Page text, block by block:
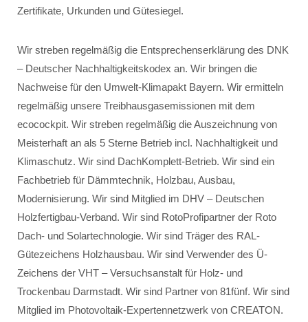
Zertifikate, Urkunden und Gütesiegel.
Wir streben regelmäßig die Entsprechenserklärung des DNK
– Deutscher Nachhaltigkeitskodex an. Wir bringen die
Nachweise für den Umwelt-Klimapakt Bayern. Wir ermitteln
regelmäßig unsere Treibhausgasemissionen mit dem
ecocockpit. Wir streben regelmäßig die Auszeichnung von
Meisterhaft an als 5 Sterne Betrieb incl. Nachhaltigkeit und
Klimaschutz. Wir sind DachKomplett-Betrieb. Wir sind ein
Fachbetrieb für Dämmtechnik, Holzbau, Ausbau,
Modernisierung. Wir sind Mitglied im DHV – Deutschen
Holzfertigbau-Verband. Wir sind RotoProfipartner der Roto
Dach- und Solartechnologie. Wir sind Träger des RAL-
Gütezeichens Holzhausbau. Wir sind Verwender des Ü-
Zeichens der VHT – Versuchsanstalt für Holz- und
Trockenbau Darmstadt. Wir sind Partner von 81fünf. Wir sind
Mitglied im Photovoltaik-Expertennetzwerk von CREATON.